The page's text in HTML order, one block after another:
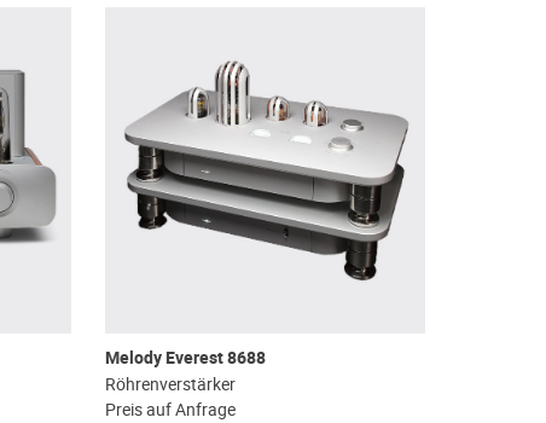
Melody Everest 8688
Röhrenverstärker
Preis auf Anfrage